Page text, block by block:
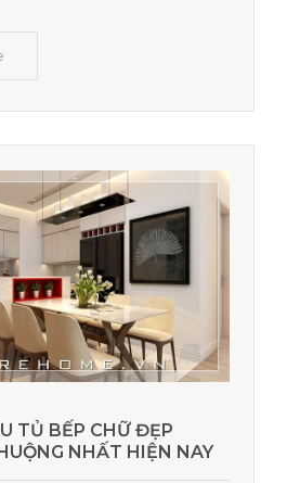
TỦ BẾP CHỮ ĐẸP
NHẤT HIỆN NAY